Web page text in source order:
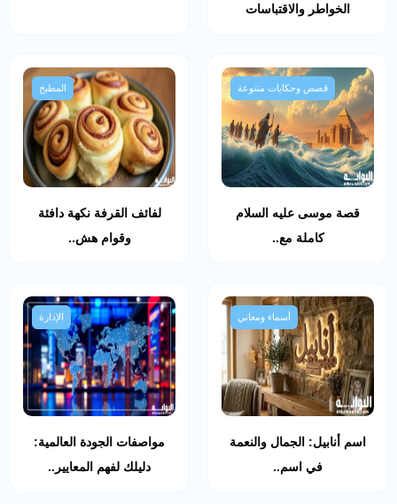
الخواطر والاقتباسات
قصص وحكايات متنوعة
قصة موسى عليه السلام
كاملة مع..
المطبخ
لفائف القرفة نكهة دافئة
وقوام هش..
أسماء ومعاني
اسم أنابيل: الجمال والنعمة
في اسم..
الإدارة
مواصفات الجودة العالمية:
دليلك لفهم المعايير..